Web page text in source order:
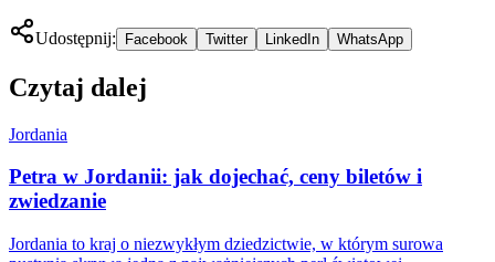
Udostępnij: Facebook Twitter LinkedIn WhatsApp
Czytaj dalej
Jordania
Petra w Jordanii: jak dojechać, ceny biletów i
zwiedzanie
Jordania to kraj o niezwykłym dziedzictwie, w którym surowa